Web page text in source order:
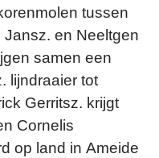
tussen
en Neeltgen
samen een
lijndraaier tot
Gerritsz. krijgt
Cornelis
op land in Ameide